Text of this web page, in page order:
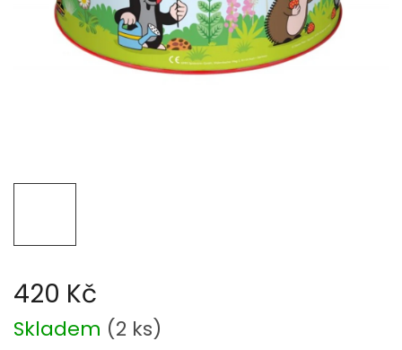
420 Kč
Měrná
cena:
Skladem (2 ks)